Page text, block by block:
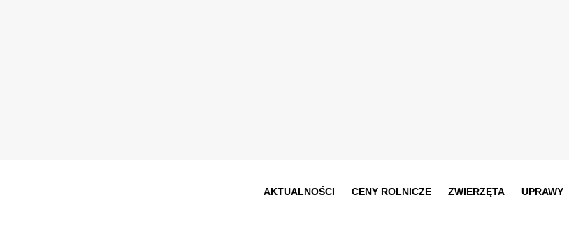
AKTUALNOŚCI CENY ROLNICZE ZWIERZĘTA UPRAWY